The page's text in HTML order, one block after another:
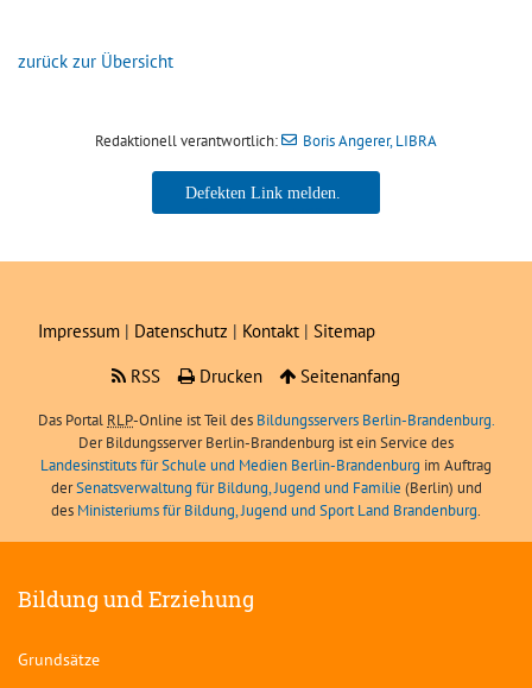
zurück zur Übersicht
Redaktionell verantwortlich: Boris Angerer, LIBRA
Boris Angerer, LIBRA
Impressum | Datenschutz | Kontakt | Sitemap
RSS
Drucken Seitenanfang
Das Portal RLP-Online ist Teil des Bildungsservers Berlin-Brandenburg.
Der Bildungsserver Berlin-Brandenburg ist ein Service des
Landesinstituts für Schule und Medien Berlin-Brandenburg im Auftrag
derSenatsverwaltung für Bildung, Jugend und Familie (Berlin) und
des Ministeriums für Bildung, Jugend und Sport Land Brandenburg.
Bildung und Erziehung
Grundsätze